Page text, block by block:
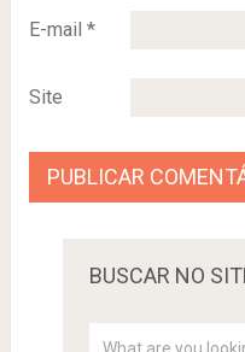
E-mail *
Site
BUSCAR NO